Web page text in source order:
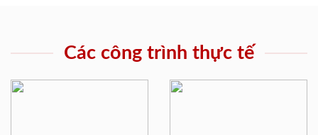
Các công trình thực tế